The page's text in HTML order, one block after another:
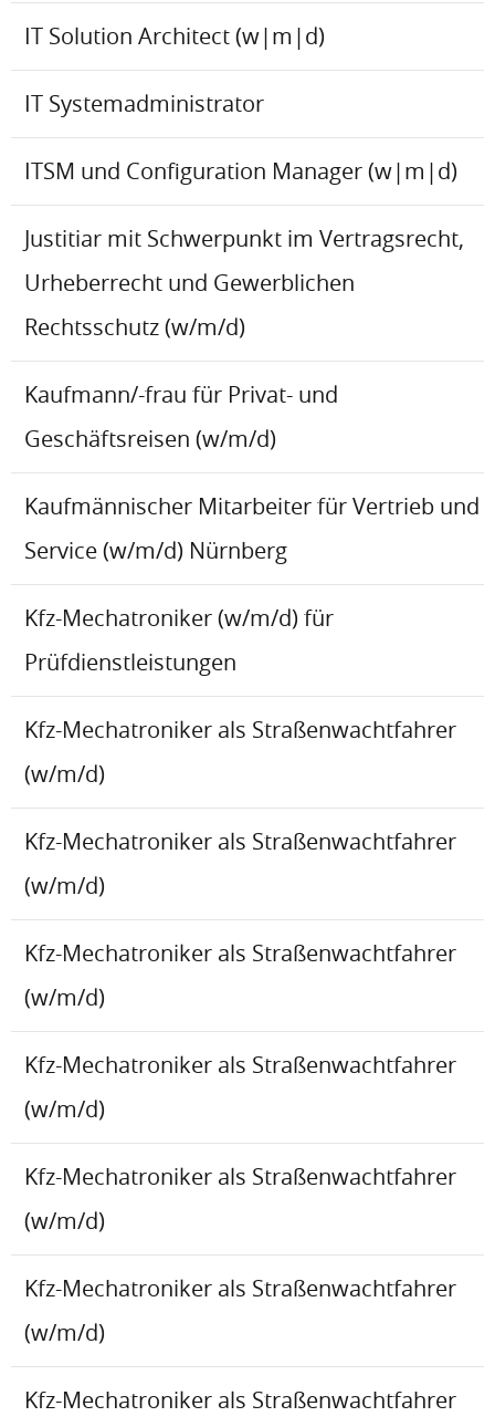
IT Solution Architect (w|m|d)
IT Systemadministrator
ITSM und Configuration Manager (w|m|d)
Justitiar mit Schwerpunkt im Vertragsrecht,
Urheberrecht und Gewerblichen
Rechtsschutz (w/m/d)
Kaufmann/-frau für Privat- und
Geschäftsreisen (w/m/d)
Kaufmännischer Mitarbeiter für Vertrieb und
Service (w/m/d) Nürnberg
Kfz-Mechatroniker (w/m/d) für
Prüfdienstleistungen
Kfz-Mechatroniker als Straßenwachtfahrer
(w/m/d)
Kfz-Mechatroniker als Straßenwachtfahrer
(w/m/d)
Kfz-Mechatroniker als Straßenwachtfahrer
(w/m/d)
Kfz-Mechatroniker als Straßenwachtfahrer
(w/m/d)
Kfz-Mechatroniker als Straßenwachtfahrer
(w/m/d)
Kfz-Mechatroniker als Straßenwachtfahrer
(w/m/d)
Kfz-Mechatroniker als Straßenwachtfahrer